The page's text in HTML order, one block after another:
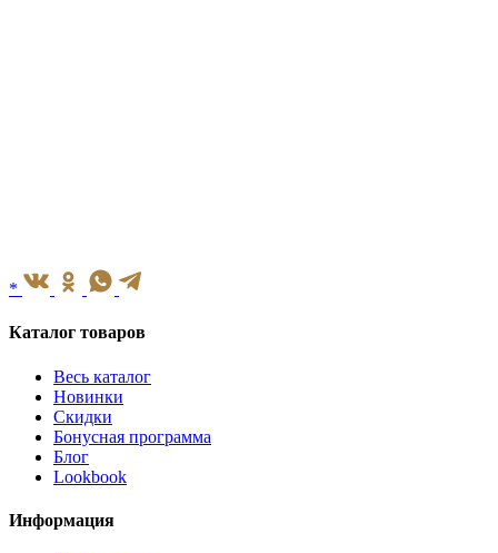
*
Каталог товаров
Весь каталог
Новинки
Скидки
Бонусная программа
Блог
Lookbook
Информация